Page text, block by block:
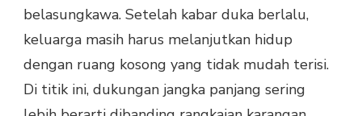
belasungkawa. Setelah kabar duka berlalu,
keluarga masih harus melanjutkan hidup
dengan ruang kosong yang tidak mudah terisi.
Di titik ini, dukungan jangka panjang sering